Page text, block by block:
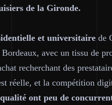
de la Gironde.
et universitaire de
avec un tissu de
recherchant des
réelle, et la compétition
ont peu de